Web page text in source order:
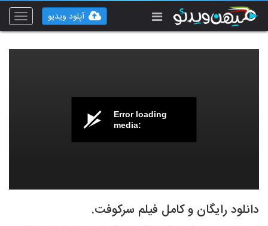
Toggle
آپلود ویدیو
Error loading
media:
دانلود رایگان و کامل فیلم سرکوفت.